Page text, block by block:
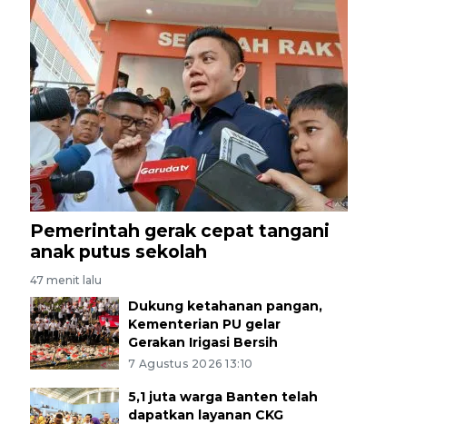
Pemerintah gerak cepat tangani
anak putus sekolah
47 menit lalu
Dukung ketahanan pangan,
Kementerian PU gelar
Gerakan Irigasi Bersih
7 Agustus 2026 13:10
5,1 juta warga Banten telah
dapatkan layanan CKG